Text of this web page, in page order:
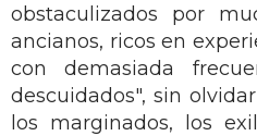
obstaculizados por
ancianos, ricos en
con demasiada
descuidados", sin
los marginados, los